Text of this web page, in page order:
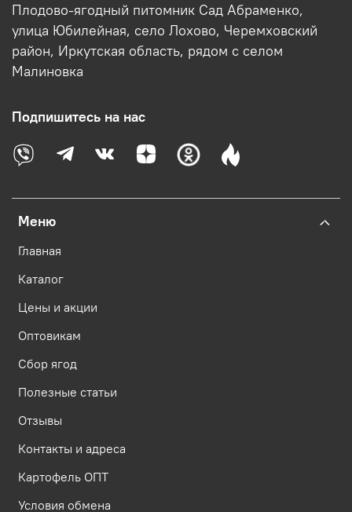
Меню
Главная
Каталог
Цены и акции
Оптовикам
Сбор ягод
Полезные статьи
Отзывы
Контакты и адреса
Картофель ОПТ
Условия обмена
Плодово-ягодный питомник Сад Абраменко,
улица Юбилейная, село Лохово, Черемховский
район, Иркутская область, рядом с селом
Малиновка
Подпишитесь на нас